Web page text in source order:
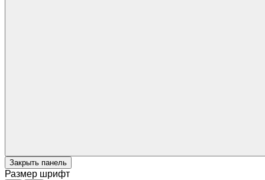
Закрыть панель
Размер шрифт